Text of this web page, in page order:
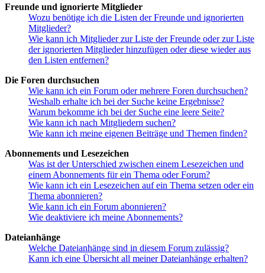
Freunde und ignorierte Mitglieder
Wozu benötige ich die Listen der Freunde und ignorierten
Mitglieder?
Wie kann ich Mitglieder zur Liste der Freunde oder zur Liste
der ignorierten Mitglieder hinzufügen oder diese wieder aus
den Listen entfernen?
Die Foren durchsuchen
Wie kann ich ein Forum oder mehrere Foren durchsuchen?
Weshalb erhalte ich bei der Suche keine Ergebnisse?
Warum bekomme ich bei der Suche eine leere Seite?
Wie kann ich nach Mitgliedern suchen?
Wie kann ich meine eigenen Beiträge und Themen finden?
Abonnements und Lesezeichen
Was ist der Unterschied zwischen einem Lesezeichen und
einem Abonnements für ein Thema oder Forum?
Wie kann ich ein Lesezeichen auf ein Thema setzen oder ein
Thema abonnieren?
Wie kann ich ein Forum abonnieren?
Wie deaktiviere ich meine Abonnements?
Dateianhänge
Welche Dateianhänge sind in diesem Forum zulässig?
Kann ich eine Übersicht all meiner Dateianhänge erhalten?